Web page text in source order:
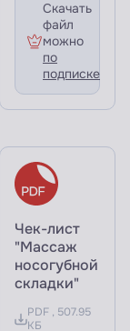
Скачать
файл
можно
по
подписке
Чек-лист
"Массаж
носогубной
складки"
PDF , 507.95
КБ